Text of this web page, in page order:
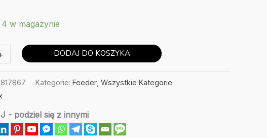
4 w magazynie
DODAJ DO KOSZYKA
Kategorie: Feeder Wszystkie Kategorie
- podziel się z innymi